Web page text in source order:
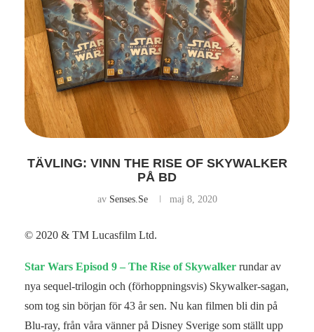
TÄVLING: VINN THE RISE OF SKYWALKER
PÅ BD
av Senses.se maj 8, 2020
© 2020 & TM Lucasfilm Ltd.
Star Wars Episod 9 – The Rise of Skywalker rundar av
nya sequel-trilogin och (förhoppningsvis) Skywalker-sagan,
som tog sin början för 43 år sen. Nu kan filmen bli din på
Blu-ray, från våra vänner på Disney Sverige som ställt upp